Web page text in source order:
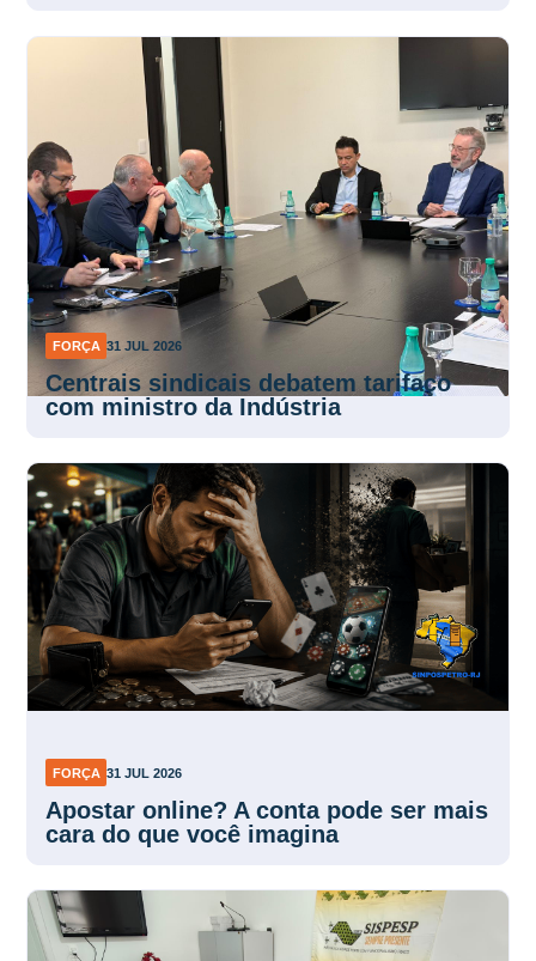
FORÇA 31 JUL 2026
Centrais sindicais debatem tarifaço
com ministro da Indústria
FORÇA 31 JUL 2026
cara do que você imagina